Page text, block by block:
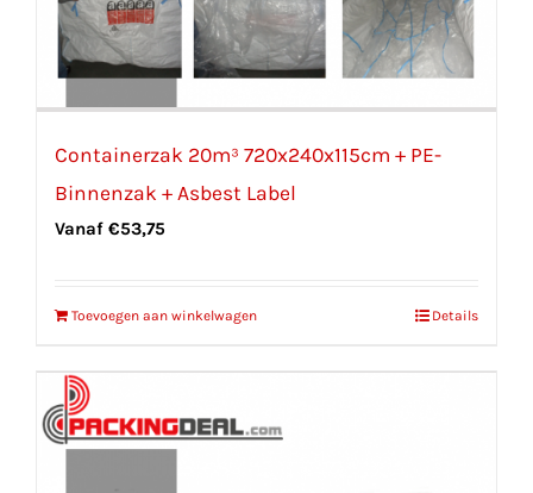
Containerzak 20m³ 720x240x115cm + PE-
Binnenzak + Asbest Label
Vanaf €53,75
Toevoegen aan winkelwagen Details